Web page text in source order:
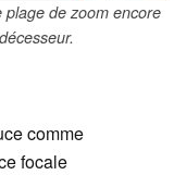
de zoom encore
comme
focale